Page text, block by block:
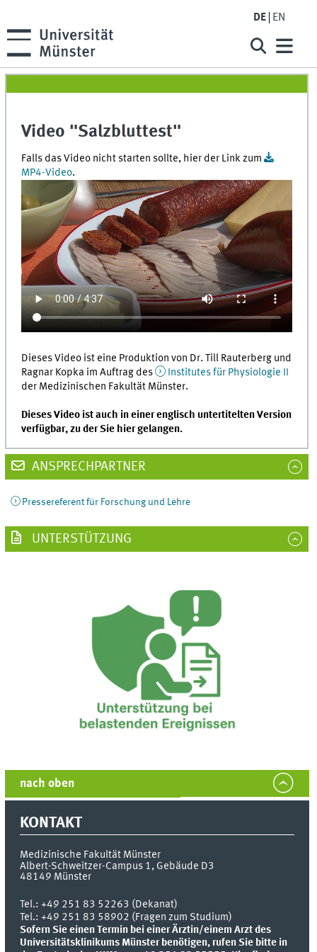
DE EN
Video "Salzbluttest"
Falls das Video nicht starten sollte, hier der Link zum
MP4-Video.
Dieses Video ist eine Produktion von Dr. Till Rauterberg und
Ragnar Kopka im Auftrag des
Institutes für Physiologie II
der Medizinischen Fakultät Münster.
Dieses Video ist auch in einer englisch untertitelten Version
verfügbar, zu der Sie hier gelangen.
ANSPRECHPARTNER
Pressereferent für Forschung und Lehre
UNTERSTÜTZUNG
nach oben
KONTAKT
Medizinische Fakultät Münster
Albert-Schweitzer-Campus 1, Gebäude D3
48149 Münster
Tel.:+49 251 83 52263 (Dekanat)
Tel.: +49 251 83 58902 (Fragen zum Studium)
Sofern Sie einen Termin bei einer Ärztin/einem Arzt des
Universitätsklinikums Münster benötigen, rufen Sie bitte in